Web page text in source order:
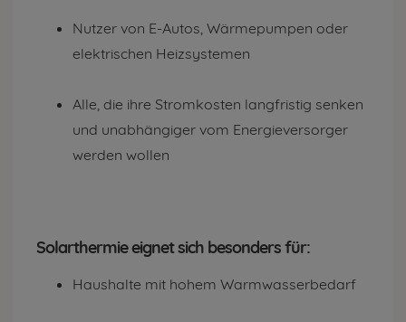
Nutzer von E-Autos, Wärmepumpen oder
elektrischen Heizsystemen
Alle, die ihre Stromkosten langfristig senken
und unabhängiger vom Energieversorger
werden wollen
Solarthermie eignet sich besonders für:
Haushalte mit hohem Warmwasserbedarf